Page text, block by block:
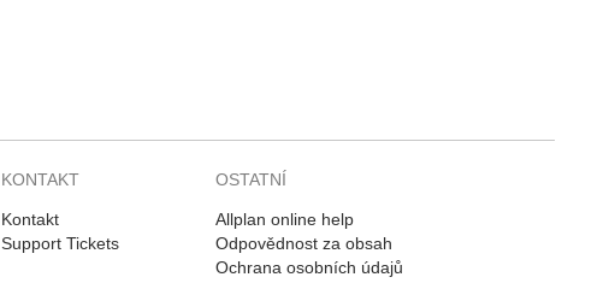
KONTAKT
Kontakt
Support Tickets
OSTATNÍ
Allplan online help
Odpovědnost za obsah
Ochrana osobních údajů